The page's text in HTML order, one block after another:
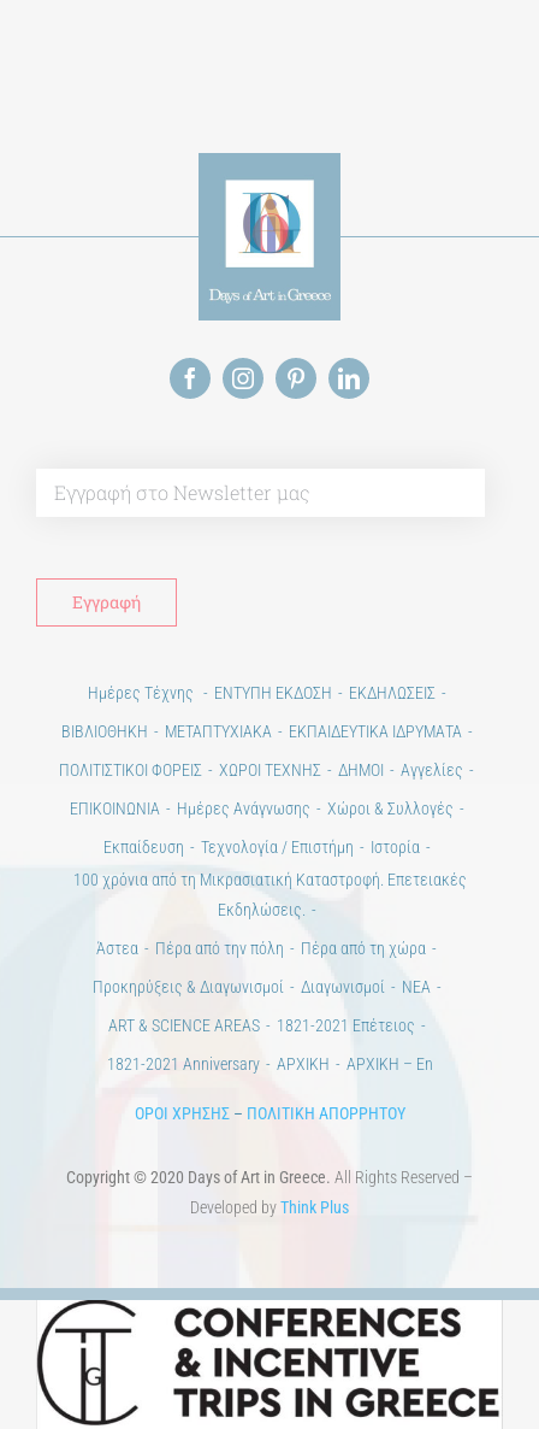
Ημέρες Τέχνης
ΕΠΙΚΟΙΝΩΝΙΑ
Ημέρες Ανάγνωσης
Χώροι & Συλλογές
Εκπαίδευση
Τεχνολογία / Επιστήμη
Ιστορία
100 χρόνια από τη Μικρασιατική Καταστροφή. Επετειακές
Εκδηλώσεις.
Άστεα
Πέρα από την πόλη
Πέρα από τη χώρα
Προκηρύξεις & Διαγωνισμοί
Διαγωνισμοί
ΝΕΑ
ART & SCIENCE AREAS
1821-2021 Επέτειος
1821-2021 Anniversary
ΑΡΧΙΚΗ ΑΡΧΙΚΗ – En
ΟΡΟΙ ΧΡΗΣΗΣ ΠΟΛΙΤΙΚΗ ΑΠΟΡΡΗΤΟΥ
Copyright © 2020 Days of Art in Greece. All Rights Reserved –